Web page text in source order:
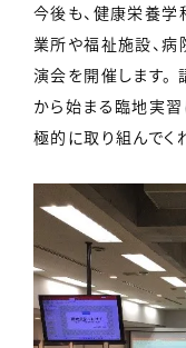
今後も、健康栄養
業所や福祉施設、病
演会を開催します。
から始まる臨地実
極的に取り組んでく